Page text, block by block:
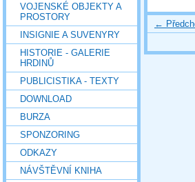
VOJENSKÉ OBJEKTY A
PROSTORY
INSIGNIE A SUVENYRY
HISTORIE - GALERIE
HRDINŮ
PUBLICISTIKA - TEXTY
DOWNLOAD
BURZA
SPONZORING
ODKAZY
NÁVŠTĚVNÍ KNIHA
←